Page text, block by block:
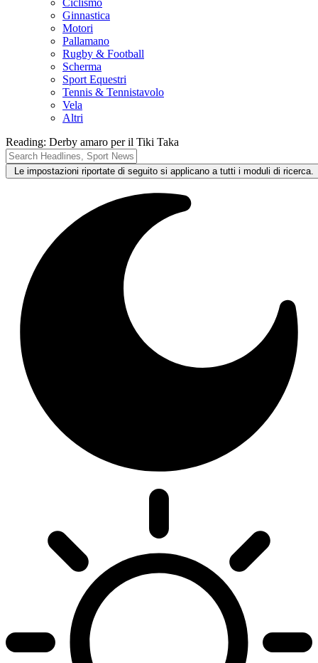
Ciclismo
Ginnastica
Motori
Pallamano
Rugby & Football
Scherma
Sport Equestri
Tennis & Tennistavolo
Vela
Altri
Reading: Derby amaro per il Tiki Taka